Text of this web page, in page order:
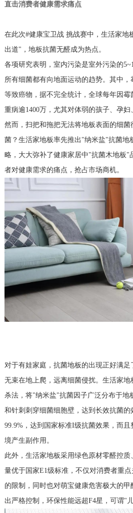
直击消费者健康需求痛点
在此次#健康宝卫战 挑战赛中，生活家地
出道"，地板抗菌无醛成为热点。
各项研究表明，室内污染是室外污染的
所有细菌都有向地面运动的趋势。其中
等致癌物，据不完全统计，全球每年因
重病逾1400万，尤其对体弱的孩子、孕妇
然而，扫把和拖把无法将地板表面的细
菌？生活家地板率先推出"纳米盐"抗菌地
略，大大弥补了健康家居中"抗菌木地板"
者对健康需求的痛点，抢占市场商机。
对于有娃家庭，抗菌地板的出现正好满
无束在地上爬，远离细菌侵扰。生活家
杀法，将"纳米盐"抗菌因子广泛分布于地
和针刺刺穿细菌细胞壁，达到长效抗菌的
99.9%，达到国家标准I级抗菌效果，而
境产生副作用。
此外，生活家地板采用绿色原材零醛控
量优于国家E1级标准，不仅对消费者重
的限制，同时也对萌宝健康危害极大的
出严格控制，环保性能远超F4星，可谓"